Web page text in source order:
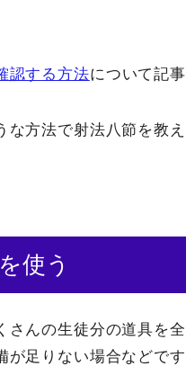
認する方法について記
な方法で射法八節を教
使う
さんの生徒分の道具を
足りない場合などです